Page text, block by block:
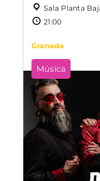
Sala Planta
21:00
Granada
Música